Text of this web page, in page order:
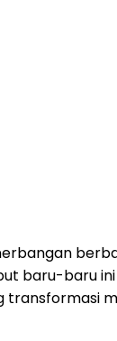
baru-baru
transformasi